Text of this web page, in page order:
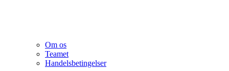
Om os
Teamet
Handelsbetingelser